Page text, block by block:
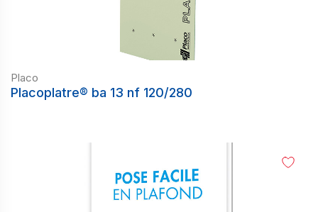
Placo
Placoplatre® ba 13 nf 120/280